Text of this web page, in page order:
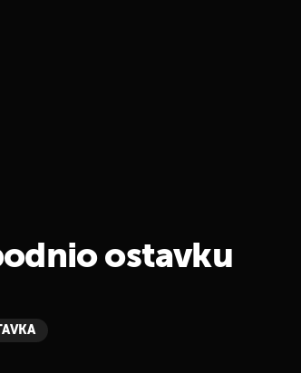
ostavku